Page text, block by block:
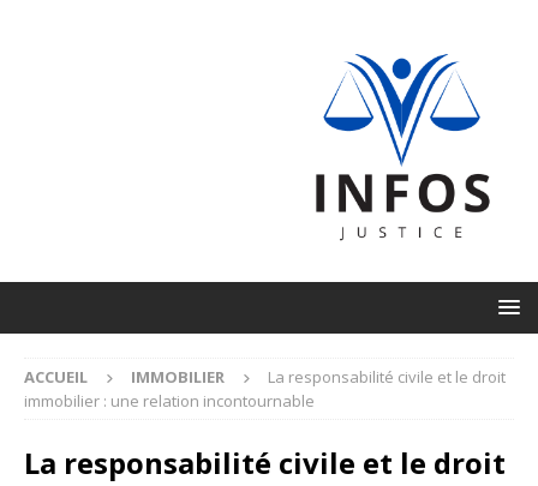
ACCUEIL IMMOBILIER
La responsabilité civile et le droit
immobilier : une relation incontournable
La responsabilité civile et le droit